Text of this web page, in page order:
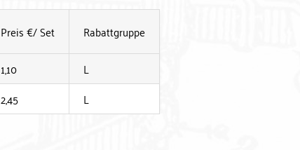
Preis €/ Set
Rabattgruppe
1,10
L
2,45 L